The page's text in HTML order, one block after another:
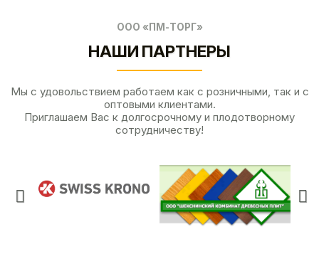
ООО «ПМ-ТОРГ»
НАШИ ПАРТНЕРЫ
Мы с удовольствием работаем как с розничными, так и с
оптовыми клиентами.
Приглашаем Вас к долгосрочному и плодотворному
сотрудничеству!